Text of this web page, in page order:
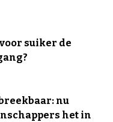
suiker de
nu
het in